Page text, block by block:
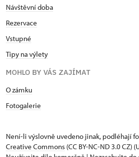
Návštěvní doba
Rezervace
Vstupné
Tipy na výlety
MOHLO BY VÁS ZAJÍMAT
O zámku
Fotogalerie
Není-li výslovně uvedeno jinak, podléhají
Creative Commons (CC BY-NC-ND 3.0 CZ)